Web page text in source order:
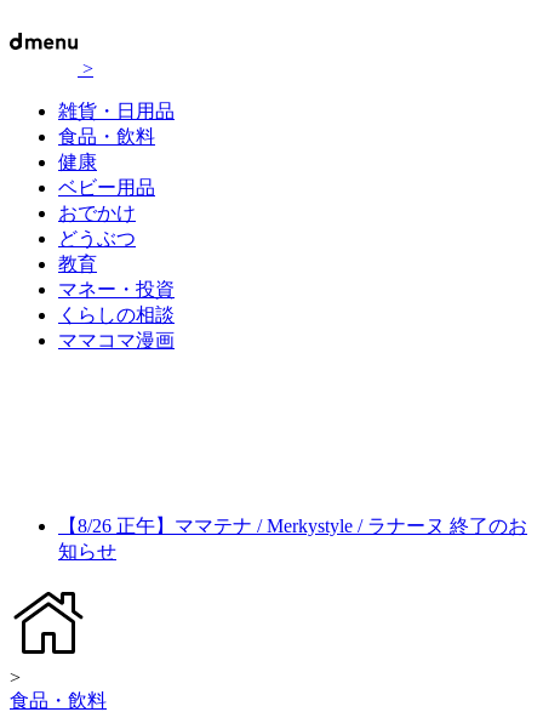
>
雑貨・日用品
食品・飲料
健康
ベビー用品
おでかけ
どうぶつ
教育
マネー・投資
くらしの相談
ママコマ漫画
【8/26 正午】ママテナ / Merkystyle / ラナーヌ 終了のお
知らせ
>
食品・飲料